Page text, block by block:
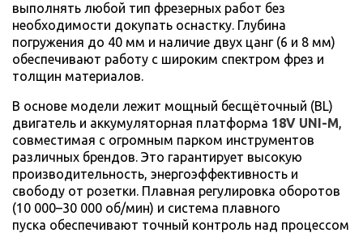
выполнять любой тип фрезерных работ без
необходимости докупать оснастку. Глубина
погружения до 40 мм и наличие двух цанг (6 и 8 мм)
обеспечивают работу с широким спектром фрез и
толщин материалов.
В основе модели лежит мощный бесщёточный (BL)
двигатель и аккумуляторная платформа 18V UNI-M,
совместимая с огромным парком инструментов
различных брендов. Это гарантирует высокую
производительность, энергоэффективность и
свободу от розетки. Плавная регулировка оборотов
(10 000–30 000 об/мин) и система плавного
пуска обеспечивают точный контроль над процессом